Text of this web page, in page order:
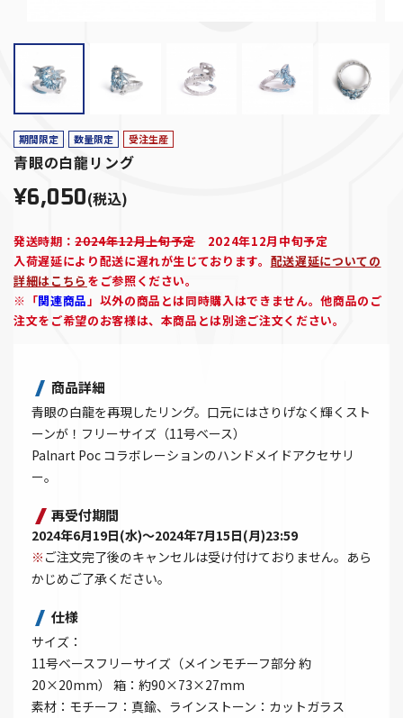
期間限定 数量限定 受注生産
青眼の白龍リング
¥6,050(税込)
発送時期：2024年12月上旬予定 2024年12月中旬予定
入荷遅延により配送に遅れが生じております。 配送遅延についての
詳細はこちら をご参照ください。
※「関連商品」以外の商品とは同時購入はできません。他商品のご
注文をご希望のお客様は、本商品とは別途ご注文ください。
商品詳細
青眼の白龍を再現したリング。口元にはさりげなく輝くスト
ーンが！フリーサイズ（11号ベース）
Palnart Poc コラボレーションのハンドメイドアクセサリ
ー。
再受付期間
2024年6月19日(水)～2024年7月15日(月)23:59
※ ご注文完了後のキャンセルは受け付けておりません。あら
かじめご了承ください。
仕様
サイズ：
11号ベースフリーサイズ（メインモチーフ部分 約
20×20mm） 箱：約90×73×27mm
素材：モチーフ：真鍮、ラインストーン：カットガラス